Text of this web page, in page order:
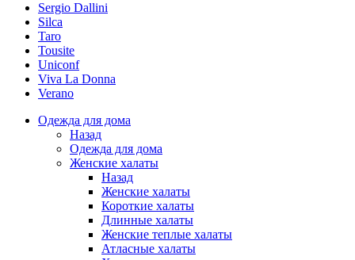
Sergio Dallini
Silca
Taro
Tousite
Uniconf
Viva La Donna
Verano
Одежда для дома
Назад
Одежда для дома
Женские халаты
Назад
Женские халаты
Короткие халаты
Длинные халаты
Женские теплые халаты
Атласные халаты